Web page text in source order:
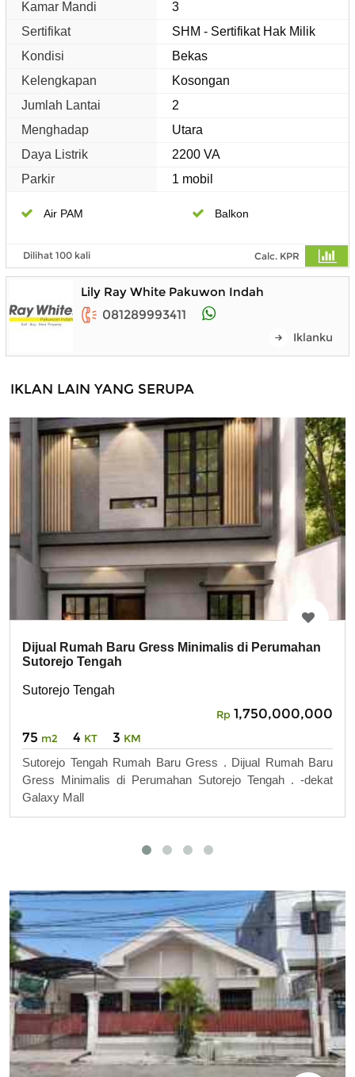
Kamar Mandi
3
Sertifikat
SHM - Sertifikat Hak Milik
Kondisi
Bekas
Kelengkapan
Kosongan
Jumlah Lantai
2
Menghadap
Utara
Daya Listrik
2200 VA
Parkir
1 mobil
Air PAM Balkon
Dilihat 100 kali Calc. KPR
Lily Ray White Pakuwon Indah
081289993411
Iklanku
IKLAN LAIN YANG SERUPA
Dijual Rumah Baru Gress Minimalis di Perumahan
Sutorejo Tengah
Sutorejo Tengah
Rp 1,750,000,000
75 m2 4 KT 3 KM
Sutorejo Tengah Rumah Baru Gress . Dijual Rumah Baru
Gress Minimalis di Perumahan Sutorejo Tengah . -dekat
Galaxy Mall